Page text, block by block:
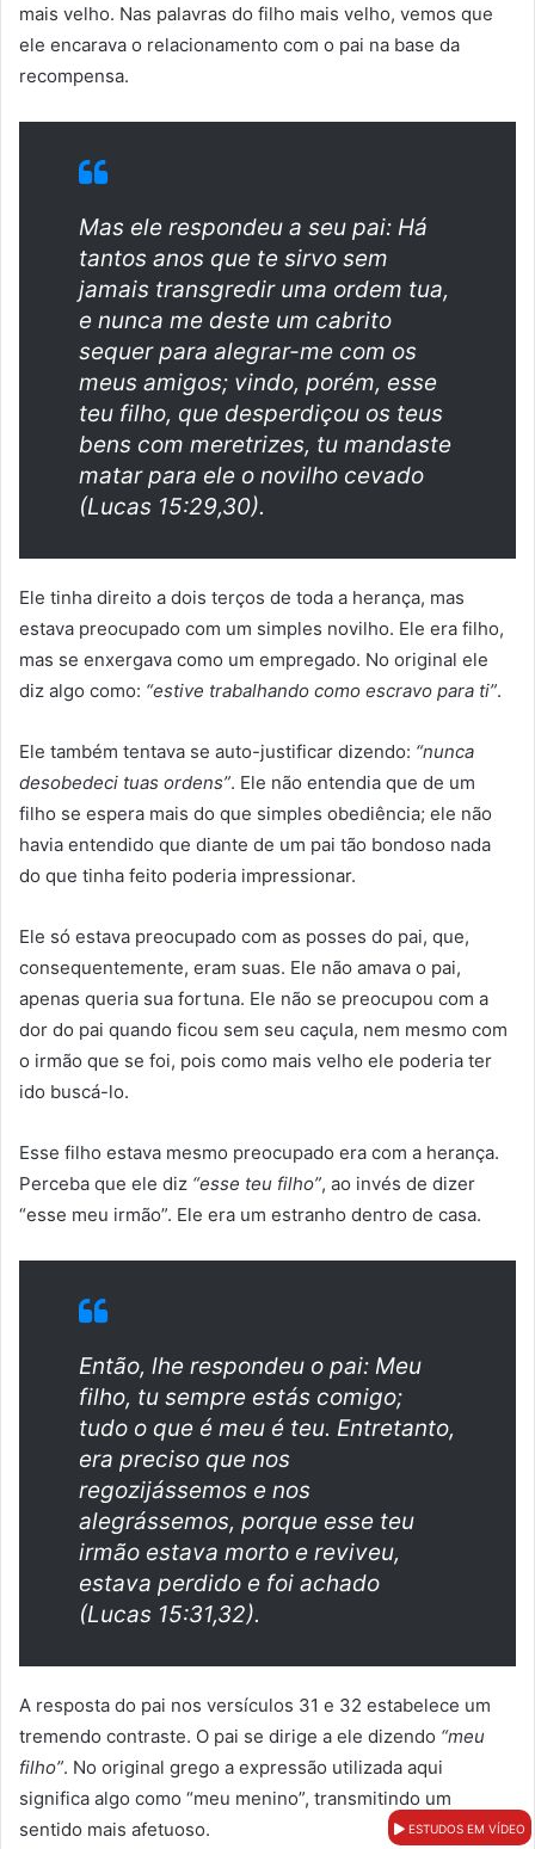
mais velho. Nas palavras do filho mais velho, vemos que
ele encarava o relacionamento com o pai na base da
recompensa.
Mas ele respondeu a seu pai: Há
tantos anos que te sirvo sem
jamais transgredir uma ordem tua,
e nunca me deste um cabrito
sequer para alegrar-me com os
meus amigos; vindo, porém, esse
teu filho, que desperdiçou os teus
bens com meretrizes, tu mandaste
matar para ele o novilho cevado
(Lucas 15:29,30).
Ele tinha direito a dois terços de toda a herança, mas
estava preocupado com um simples novilho. Ele era filho,
mas se enxergava como um empregado. No original ele
diz algo como: “estive trabalhando como escravo para ti”.
Ele também tentava se auto-justificar dizendo: “nunca
desobedeci tuas ordens”. Ele não entendia que de um
filho se espera mais do que simples obediência; ele não
havia entendido que diante de um pai tão bondoso nada
do que tinha feito poderia impressionar.
Ele só estava preocupado com as posses do pai, que,
consequentemente, eram suas. Ele não amava o pai,
apenas queria sua fortuna. Ele não se preocupou com a
dor do pai quando ficou sem seu caçula, nem mesmo com
o irmão que se foi, pois como mais velho ele poderia ter
ido buscá-lo.
Esse filho estava mesmo preocupado era com a herança.
Perceba que ele diz “esse teu filho”, ao invés de dizer
“esse meu irmão”. Ele era um estranho dentro de casa.
Então, lhe respondeu o pai: Meu
filho, tu sempre estás comigo;
tudo o que é meu é teu. Entretanto,
era preciso que nos
regozijássemos e nos
alegrássemos, porque esse teu
irmão estava morto e reviveu,
estava perdido e foi achado
(Lucas 15:31,32).
A resposta do pai nos versículos 31 e 32 estabelece um
tremendo contraste. O pai se dirige a ele dizendo “meu
filho”. No original grego a expressão utilizada aqui
significa algo como “meu menino”, transmitindo um
sentido mais afetuoso.
ESTUDOS EM VÍDEO